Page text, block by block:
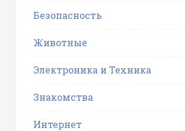
Безопасность
Животные
Электроника и Техника
Знакомства
Интернет